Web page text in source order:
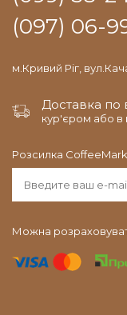
(097) 06-
м.Кривий Ріг,
Доставка по
кур'єром або в
Розсилка
Можна